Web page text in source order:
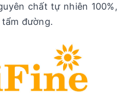
chất tự nhiên 100%,
đường.